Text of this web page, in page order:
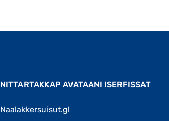
NITTARTAKKAP AVATAANI ISERFISSAT
Naalakkersuisut.gl